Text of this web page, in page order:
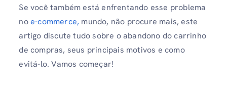
Se você também está enfrentando esse problema
noe-commerce, mundo, não procure mais, este
artigo discute tudo sobre o abandono do carrinho
de compras, seus principais motivos e como
evitá-lo. Vamos começar!